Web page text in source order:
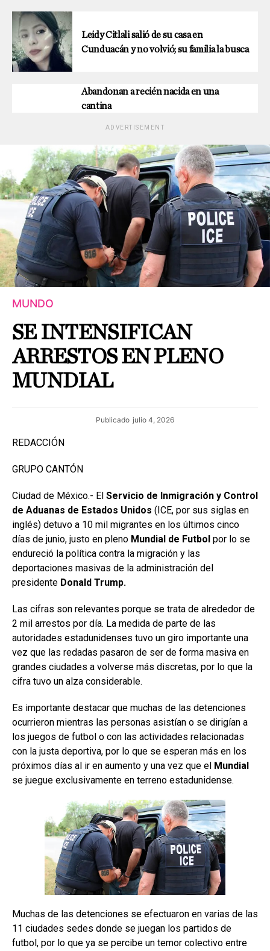
Leidy Citlali salió de su casa en
Cunduacán y no volvió; su familia la busca
Abandonan a recién nacida en una
cantina
ADVERTISEMENT
MUNDO
SE INTENSIFICAN
ARRESTOS EN PLENO
MUNDIAL
Publicado julio 4, 2026
REDACCIÓN
GRUPO CANTÓN
Ciudad de México.- El Servicio de Inmigración y Control
de Aduanas de Estados Unidos (ICE, por sus siglas en
inglés) detuvo a 10 mil migrantes en los últimos cinco
días de junio, justo en pleno Mundial de Futbol por lo se
endureció la política contra la migración y las
deportaciones masivas de la administración del
presidente Donald Trump.
Las cifras son relevantes porque se trata de alrededor de
2 mil arrestos por día. La medida de parte de las
autoridades estadunidenses tuvo un giro importante una
vez que las redadas pasaron de ser de forma masiva en
grandes ciudades a volverse más discretas, por lo que la
cifra tuvo un alza considerable.
Es importante destacar que muchas de las detenciones
ocurrieron mientras las personas asistían o se dirigían a
los juegos de futbol o con las actividades relacionadas
con la justa deportiva, por lo que se esperan más en los
próximos días al ir en aumento y una vez que el Mundial
se juegue exclusivamente en terreno estadunidense.
Muchas de las detenciones se efectuaron en varias de las
11 ciudades sedes donde se juegan los partidos de
futbol, por lo que ya se percibe un temor colectivo entre